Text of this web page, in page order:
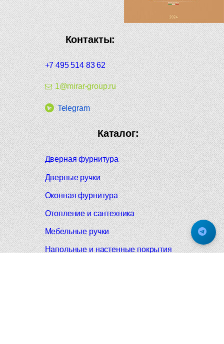
Контакты:
+7 495 514 83 62
1@mirar-group.ru
Telegram
Каталог:
Дверная фурнитура
Дверные ручки
Оконная фурнитура
Отопление и сантехника
Мебельные ручки
Напольные и настенные покрытия